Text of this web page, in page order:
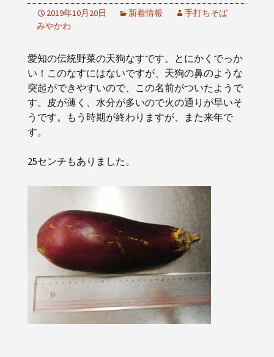
2019年10月20日 新着情報
手打ちそば
みやかわ
愛知の伝統野菜の天狗なすです。とにかくでっか
い！このなすにはないですが、天狗の鼻のような
突起ができやすいので、この名前がついたようで
す。皮が薄く、水分が多いので火の通りが早いそ
うです。もう時期が終わりますが、また来年で
す。
25センチもありました。